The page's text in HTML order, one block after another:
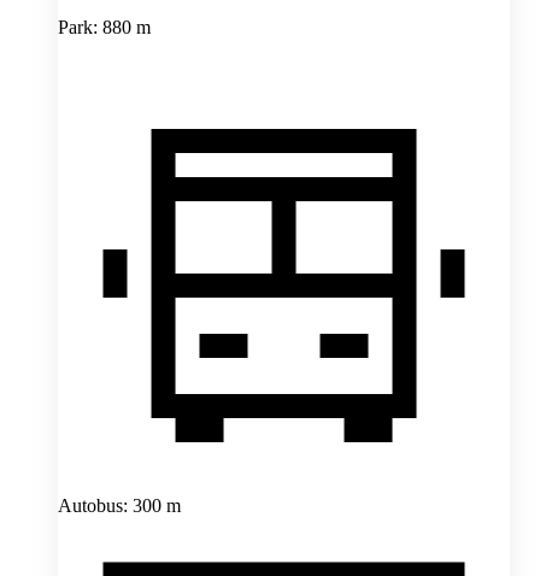
Park: 880 m
Autobus: 300 m